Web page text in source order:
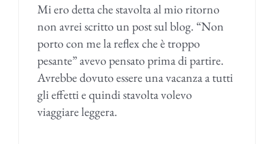
Mi ero detta che stavolta al mio ritorno
non avrei scritto un post sul blog. “Non
porto con me la reflex che è troppo
pesante” avevo pensato prima di partire.
Avrebbe dovuto essere una vacanza a tutti
gli effetti e quindi stavolta volevo
viaggiare leggera.